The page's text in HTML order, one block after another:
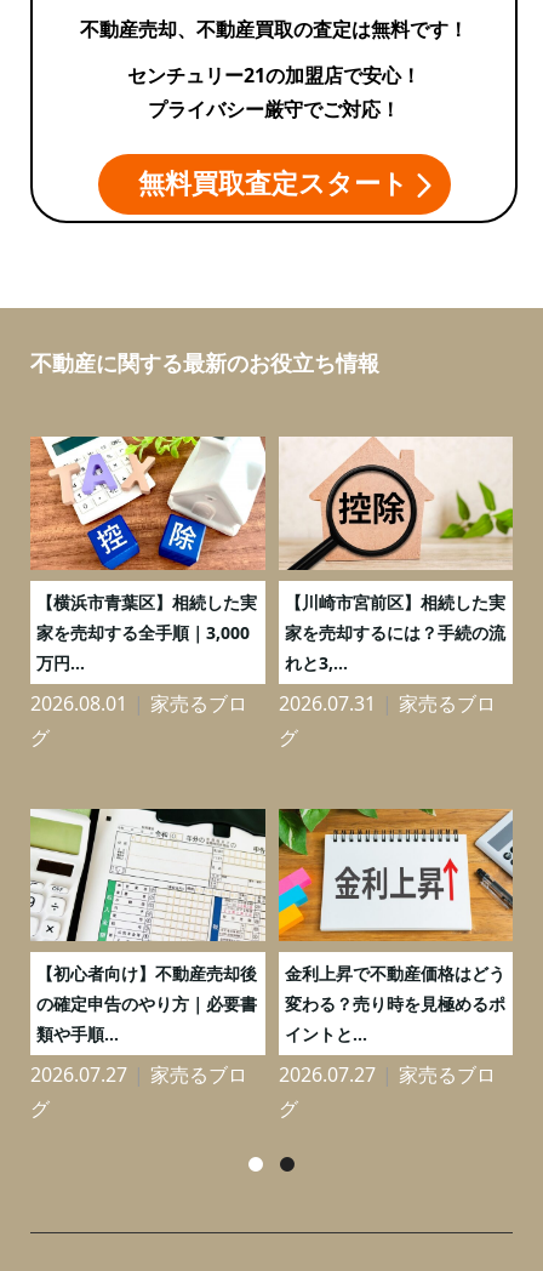
不動産売却、不動産買取の査定は無料です！
センチュリー21の加盟店で安心！
プライバシー厳守でご対応！
無料買取査定スタート
不動産に関する最新のお役立ち情報
【横浜市青葉区】相続した実
家を売却する全手順｜3,000
万円...
2026.08.01
家売るブロ
グ
【川崎市宮前区】相続した実
家を売却するには？手続の流
れと3,...
2026.07.31
家売るブロ
グ
【初心者向け】不動産売却後
の確定申告のやり方｜必要書
類や手順...
2026.07.27
家売るブロ
グ
金利上昇で不動産価格はどう
変わる？売り時を見極めるポ
イントと...
2026.07.27
家売るブロ
グ